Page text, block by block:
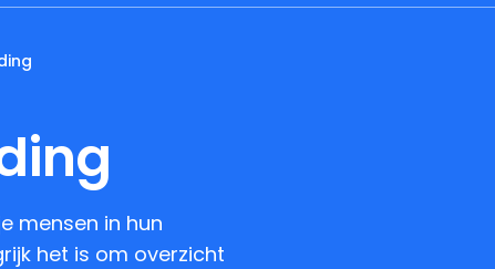
mensen in hun
het is om overzicht